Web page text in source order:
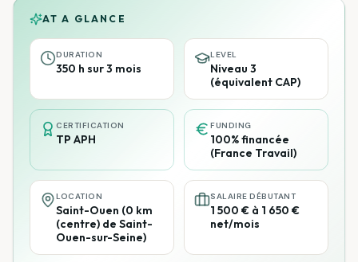
AT A GLANCE
DURATION
350 h sur 3 mois
LEVEL
Niveau 3
(équivalent CAP)
CERTIFICATION
TP APH
FUNDING
100% financée
(France Travail)
LOCATION
Saint-Ouen (0 km
(centre) de Saint-
Ouen-sur-Seine)
SALAIRE DÉBUTANT
1 500 € à 1 650 €
net/mois